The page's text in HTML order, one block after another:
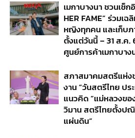
เมกาบางนา ชวนเช็ก
HER FAME” ร่วม
หญิงทุกคน และเก็บ
ตั้งแต่วันนี้ – 31 ส.ค.
ศูนย์การค้าเมกาบาง
สภาสมาคมสตรีแห่
งาน “วันสตรีไทย ปร
แนวคิด “แม่หลวงข
วิมาน สตรีไทยตั้งป
แผ่นดิน”